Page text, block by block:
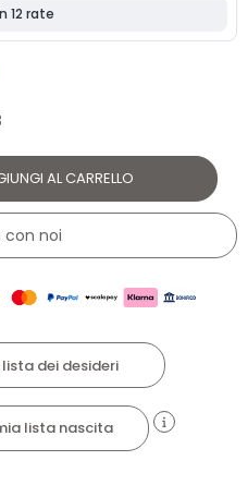
AL CARRELLO
con noi
dei desideri
lista nascita